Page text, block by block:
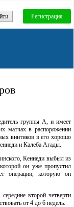
Регистрация
группы А, и имеет
матчах в распоряжении
винтиков в его хорошо
и Калеба Агады.
Кеннеди выбыл из
он уже пропустил
операции, которую он
второй четверти
от 4 до 6 недель.